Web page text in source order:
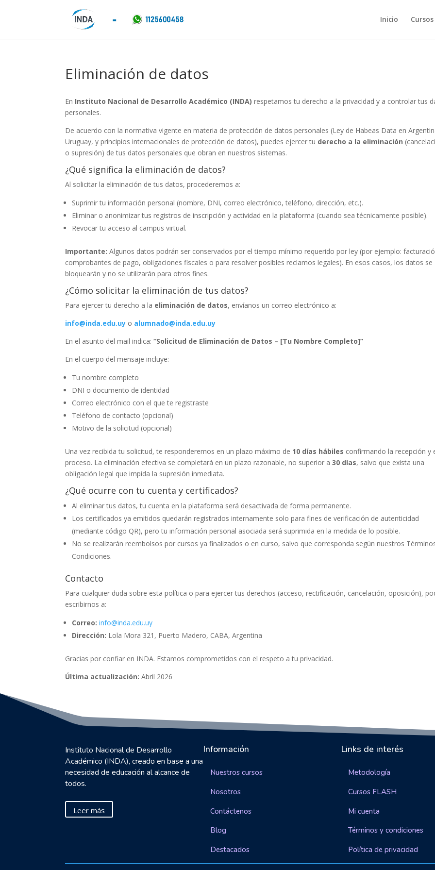
Inicio Cursos
Eliminación de datos
En Instituto Nacional de Desarrollo Académico (INDA) respetamos tu derecho a la privacidad y a controlar tus
personales.
De acuerdo con la normativa vigente en materia de protección de datos personales (Ley de Habeas Data en
Uruguay, y principios internacionales de protección de datos), puedes ejercer tu derecho a la eliminación
o supresión) de tus datos personales que obran en nuestros sistemas.
¿Qué significa la eliminación de datos?
Al solicitar la eliminación de tus datos, procederemos a:
Suprimir tu información personal (nombre, DNI, correo electrónico, teléfono, dirección, etc.).
Eliminar o anonimizar tus registros de inscripción y actividad en la plataforma (cuando sea técnicamente posible).
Revocar tu acceso al campus virtual.
Importante: Algunos datos podrán ser conservados por el tiempo mínimo requerido por ley (por ejemplo:
comprobantes de pago, obligaciones fiscales o para resolver posibles reclamos legales). En esos casos, los datos se
bloquearán y no se utilizarán para otros fines.
¿Cómo solicitar la eliminación de tus datos?
Para ejercer tu derecho a la eliminación de datos, envíanos un correo electrónico a:
info@inda.edu.uy o alumnado@inda.edu.uy
En el asunto del mail indica:“Solicitud de Eliminación de Datos – [Tu Nombre Completo]”
En el cuerpo del mensaje incluye:
Tu nombre completo
DNI o documento de identidad
Correo electrónico con el que te registraste
Teléfono de contacto (opcional)
Motivo de la solicitud (opcional)
Una vez recibida tu solicitud, te responderemos en un plazo máximo de 10 días hábiles confirmando la recepción y
proceso. La eliminación efectiva se completará en un plazo razonable, no superior a30 días, salvo que exista una
obligación legal que impida la supresión inmediata.
¿Qué ocurre con tu cuenta y certificados?
Al eliminar tus datos, tu cuenta en la plataforma será desactivada de forma permanente.
Los certificados ya emitidos quedarán registrados internamente solo para fines de verificación de autenticidad
(mediante código QR), pero tu información personal asociada será suprimida en la medida de lo posible.
No se realizarán reembolsos por cursos ya finalizados o en curso, salvo que corresponda según nuestros
Condiciones.
Contacto
Para cualquier duda sobre esta política o para ejercer tus derechos (acceso, rectificación, cancelación, oposición),
escribirnos a:
Correo: info@inda.edu.uy
Dirección: Lola Mora 321, Puerto Madero, CABA, Argentina
Gracias por confiar en INDA. Estamos comprometidos con el respeto a tu privacidad.
Última actualización: Abril 2026
Instituto Nacional de Desarrollo
Académico (INDA), creado en base a una
necesidad de educación al alcance de
todos.
Leer más
Información
Nuestros cursos
Nosotros
Contáctenos
Blog
Destacados
Links de interés
Metodología
Cursos FLASH
Mi cuenta
Términos y condiciones
Política de privacidad